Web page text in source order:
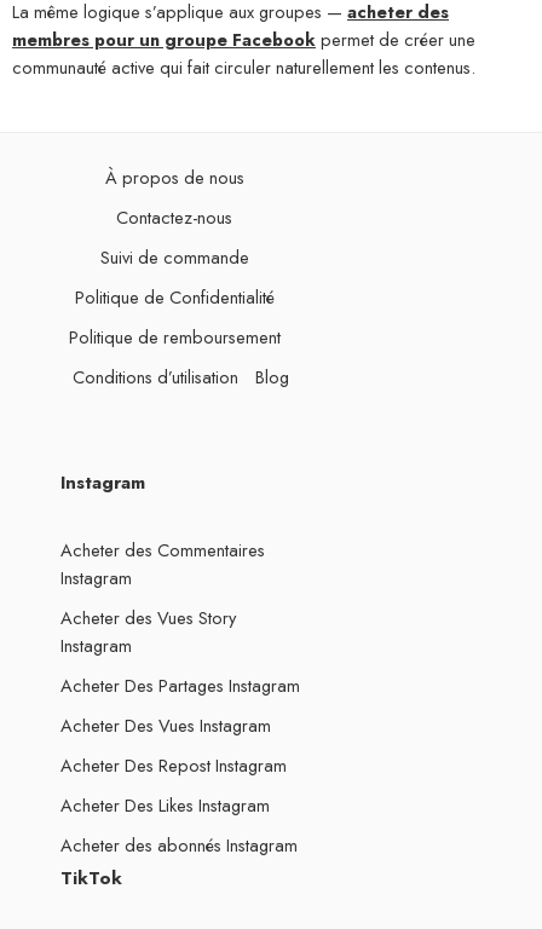
La même logique s’applique aux groupes — acheter des
membres pour un groupe Facebookpermet de créer une
communauté active qui fait circuler naturellement les contenus.
À propos de nous
Contactez-nous
Suivi de commande
Politique de Confidentialité
Politique de remboursement
Conditions d’utilisation
Blog
Instagram
Acheter des Commentaires
Instagram
Acheter des Vues Story
Instagram
Acheter Des Partages Instagram
Acheter Des Vues Instagram
Acheter Des Repost Instagram
Acheter Des Likes Instagram
Acheter des abonnés Instagram
TikTok